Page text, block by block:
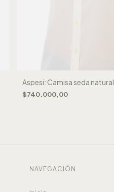
Aspesi: Camisa seda natural
$740.000,00
NAVEGACIÓN